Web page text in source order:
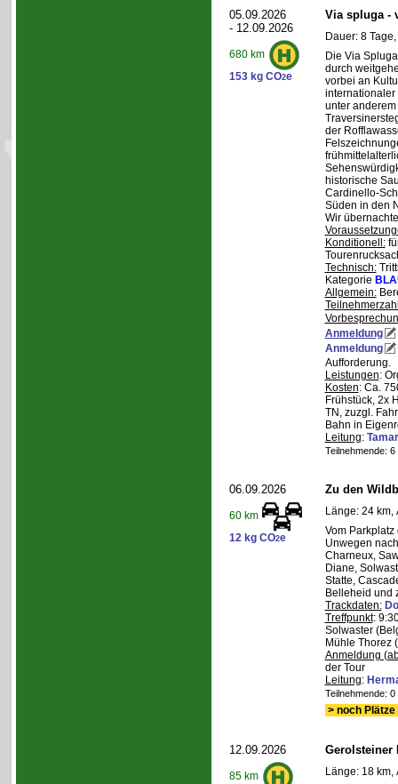
05.09.2026
- 12.09.2026
680 km
153 kg CO2e
Via spluga -
Dauer: 8
Die Via
durch
vorbei an
internationaler
unter
der
historische
Cardinello-
Süden in den
Wir
Konditionell:
Technisch:
Kategorie
Allgemein:
Anmeldung
Anmeldung
Aufforderung.
Leistungen:
Kosten: Ca.
Frühstück, 2x
TN, zuzgl.
Bahn in
Leitung:
Teilnehmende:
06.09.2026
60 km
12 kg CO2e
Zu den
Länge: 24 km,
Vom
Unwegen
Charneux,
Diane,
Statte,
Belleheid und
Trackdaten:
Treffpunkt:
Solwaster
Mühle Thorez
Anmeldung
der Tour
Leitung:
Teilnehmende:
> noch
12.09.2026
85 km
Gerolsteiner
Länge: 18 km,